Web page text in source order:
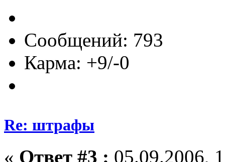
Сообщений: 793
Карма: +9/-0
Re: штрафы
« Ответ #3 : 05.09.2006,